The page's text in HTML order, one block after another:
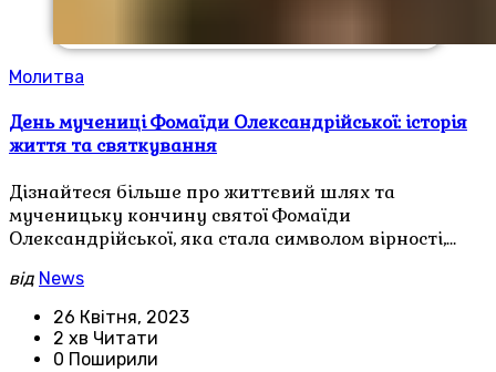
Молитва
День мучениці Фомаїди Олександрійської: історія
життя та святкування
Дізнайтеся більше про життєвий шлях та
мученицьку кончину святої Фомаїди
Олександрійської, яка стала символом вірності,…
від News
26 Квітня, 2023
2 хв Читати
0 Поширили